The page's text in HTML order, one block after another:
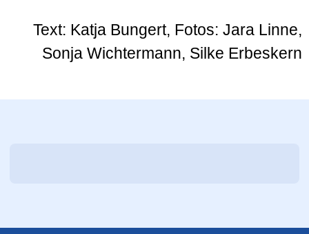
Text: Katja Bungert, Fotos: Jara Linne,
Sonja Wichtermann, Silke Erbeskern